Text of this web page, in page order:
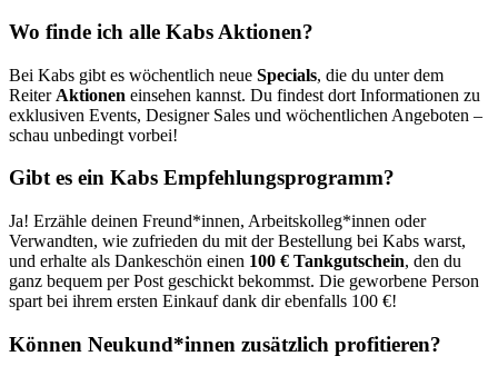
Wo finde ich alle Kabs Aktionen?
Bei Kabs gibt es wöchentlich neue Specials, die du unter dem
Reiter Aktionen einsehen kannst. Du findest dort Informationen zu
exklusiven Events, Designer Sales und wöchentlichen Angeboten –
schau unbedingt vorbei!
Gibt es ein Kabs Empfehlungsprogramm?
Ja! Erzähle deinen Freund*innen, Arbeitskolleg*innen oder
Verwandten, wie zufrieden du mit der Bestellung bei Kabs warst,
und erhalte als Dankeschön einen 100 € Tankgutschein, den du
ganz bequem per Post geschickt bekommst. Die geworbene Person
spart bei ihrem ersten Einkauf dank dir ebenfalls 100 €!
Können Neukund*innen zusätzlich profitieren?